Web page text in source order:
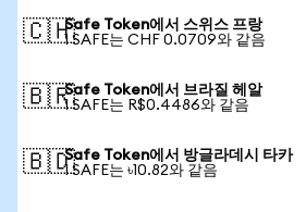
🇨🇭Safe Token에서 스위스 프랑
1 SAFE는 CHF 0.0709와 같음
🇧🇷Safe Token에서 브라질 헤알
1 SAFE는 R$0.4486와 같음
🇧🇩Safe Token에서 방글라데시 타카
1 SAFE는 ৳10.82와 같음